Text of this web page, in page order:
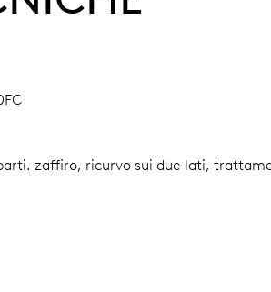
zaffiro, ricurvo sui due lati,